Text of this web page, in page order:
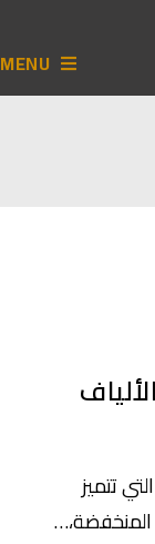
MENU
تتميز
المنخفضة،…